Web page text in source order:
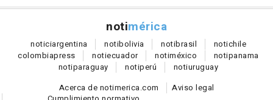
notimérica
noticiargentina notibolivia notibrasil notichile
colombiapress notiecuador notiméxico notipanama
notiparaguay notiperú notiuruguay
Acerca de notimerica.com
Aviso legal